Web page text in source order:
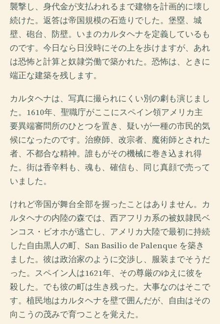
襲撃し、身代金が支払われるまで建物を計画的に壊し
続けた。返答は帝国規模の石造りでした。堡塁、城
壁、砲台、防壁。いまのカルタヘナを定義しているも
のです。今日なら日没時にその上を歩けますが、あれ
は恐怖と計算と奴隷労働で築かれた。恐怖は、ときに
端正な建築を残します。
カルタヘナは、写真に撮られにくい別の劇も演じまし
た。1610年、聖職庁がここにスペイン領アメリカ主
要異端審問所のひとつを置き、疑いが一種の市民的気
候になったのです。治療師、改宗者、魔術師とされた
者、不都合な精神。誰もがその機械に巻き込まれ得
た。街は香辛料も、魂も、確信も、同じ真顔で売って
いました。
けれど帝国が舞台全部を握ったことはありません。カ
ルタヘナの内陸の森では、西アフリカ系の被奴隷民ベ
ンコス・ビオホが逃亡し、アメリカ大陸で最初に持続
した自由黒人の町、San Basilio de Palenque を築き
ました。彼は政治家のように交渉し、服装までそうだ
った。スペイン人は1621年、その尊厳のゆえに彼を
殺した。でも彼の町は生き残った。大事なのはそこで
す。植民地はカルタヘナを壁で囲んだが、自由はその
向こうの茂みで育つことを覚えた。